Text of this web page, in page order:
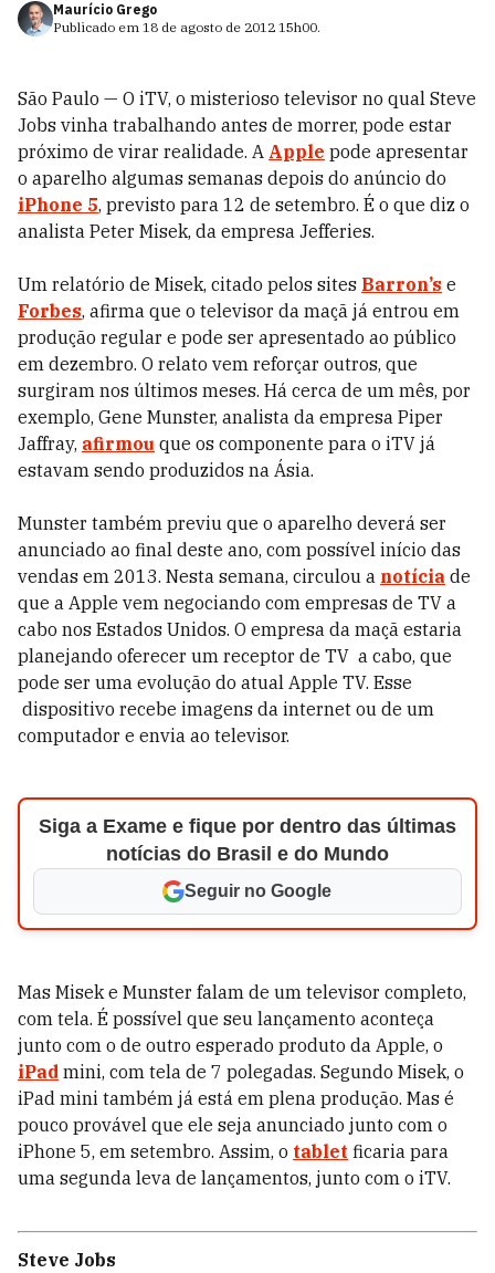
Maurício Grego
Publicado em 18 de agosto de 2012 15h00.
São Paulo — O iTV, o misterioso televisor no qual Steve
Jobs vinha trabalhando antes de morrer, pode estar
próximo de virar realidade. A Apple pode apresentar
o aparelho algumas semanas depois do anúncio do
iPhone 5, previsto para 12 de setembro. É o que diz o
analista Peter Misek, da empresa Jefferies.
Um relatório de Misek, citado pelos sites Barron’s e
Forbes, afirma que o televisor da maçã já entrou em
produção regular e pode ser apresentado ao público
em dezembro. O relato vem reforçar outros, que
surgiram nos últimos meses. Há cerca de um mês, por
exemplo, Gene Munster, analista da empresa Piper
Jaffray, afirmou que os componente para o iTV já
estavam sendo produzidos na Ásia.
Munster também previu que o aparelho deverá ser
anunciado ao final deste ano, com possível início das
vendas em 2013. Nesta semana, circulou a notícia de
que a Apple vem negociando com empresas de TV a
cabo nos Estados Unidos. O empresa da maçã estaria
planejando oferecer um receptor de TV a cabo, que
pode ser uma evolução do atual Apple TV. Esse
dispositivo recebe imagens da internet ou de um
computador e envia ao televisor.
Siga a Exame e fique por dentro das últimas
notícias do Brasil e do Mundo
Seguir no Google
Mas Misek e Munster falam de um televisor completo,
com tela. É possível que seu lançamento aconteça
junto com o de outro esperado produto da Apple, o
iPad mini, com tela de 7 polegadas. Segundo Misek, o
iPad mini também já está em plena produção. Mas é
pouco provável que ele seja anunciado junto com o
iPhone 5, em setembro. Assim, o tablet ficaria para
uma segunda leva de lançamentos, junto com o iTV.
Steve Jobs